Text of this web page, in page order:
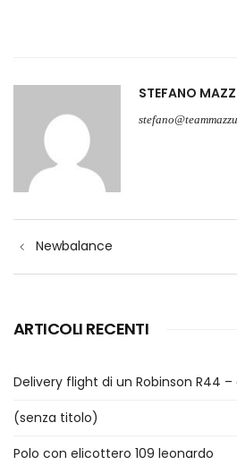
STEFANO
articoli
Newbalance
ARTICOLI RECENTI
Delivery flight di un Robinson R44 –
(senza titolo)
Polo con elicottero 109 leonardo